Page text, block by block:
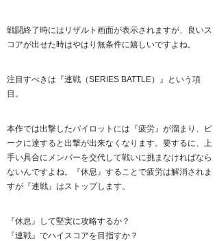
戦闘終了時にはリザルト画面が表示されますが、良いス
コアが出せた時はやはり無条件に嬉しいですよね。
注目すべきは『連戦（SERIES BATTLE）』という項
目。
本作では出撃したパイロットには『疲労』が溜まり、ピ
ークに達すると出撃が出来なくなります。要するに、上
手い具合にメンバーを交代して戦いに挑まなければなら
ないんですよね。『休息』することで疲労は解消されま
すが『連戦』はストップします。
『休息』して堅実に攻略するか？
『連戦』でハイスコアを目指すか？